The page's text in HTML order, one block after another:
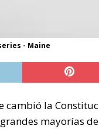
- Maine
cambió la
mayorías